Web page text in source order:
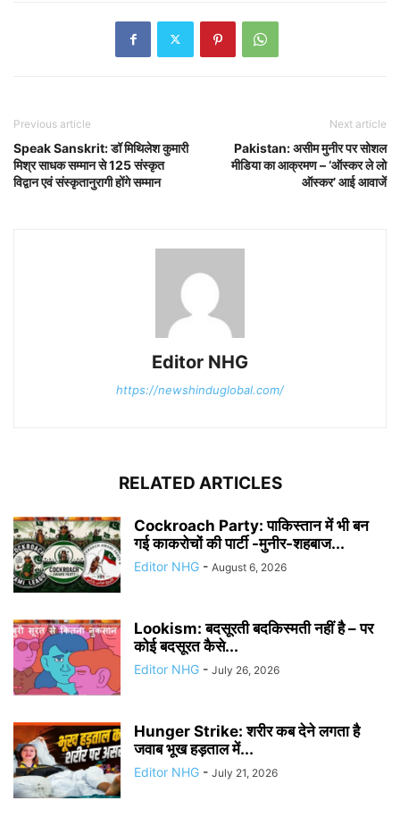
Previous article
Speak Sanskrit: डॉ मिथिलेश कुमारी
मिश्र साधक सम्मान से 125 संस्कृत
विद्वान एवं संस्कृतानुरागी होंगे सम्मान
Next article
Pakistan: असीम मुनीर पर सोशल
मीडिया का आक्रमण – ‘ऑस्कर ले लो
ऑस्कर’ आई आवाजें
Editor NHG
https://newshinduglobal.com/
RELATED ARTICLES
Cockroach Party: पाकिस्तान में भी बन
गई काकरोचों की पार्टी -मुनीर-शहबाज...
Editor NHG - August 6, 2026
Lookism: बदसूरती बदकिस्मती नहीं है – पर
कोई बदसूरत कैसे...
Editor NHG - July 26, 2026
Hunger Strike: शरीर कब देने लगता है
जवाब भूख हड़ताल में...
Editor NHG - July 21, 2026